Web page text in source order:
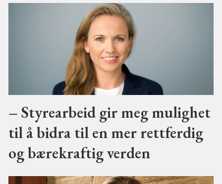
– Styrearbeid gir meg mulighet
til å bidra til en mer rettferdig
og bærekraftig verden